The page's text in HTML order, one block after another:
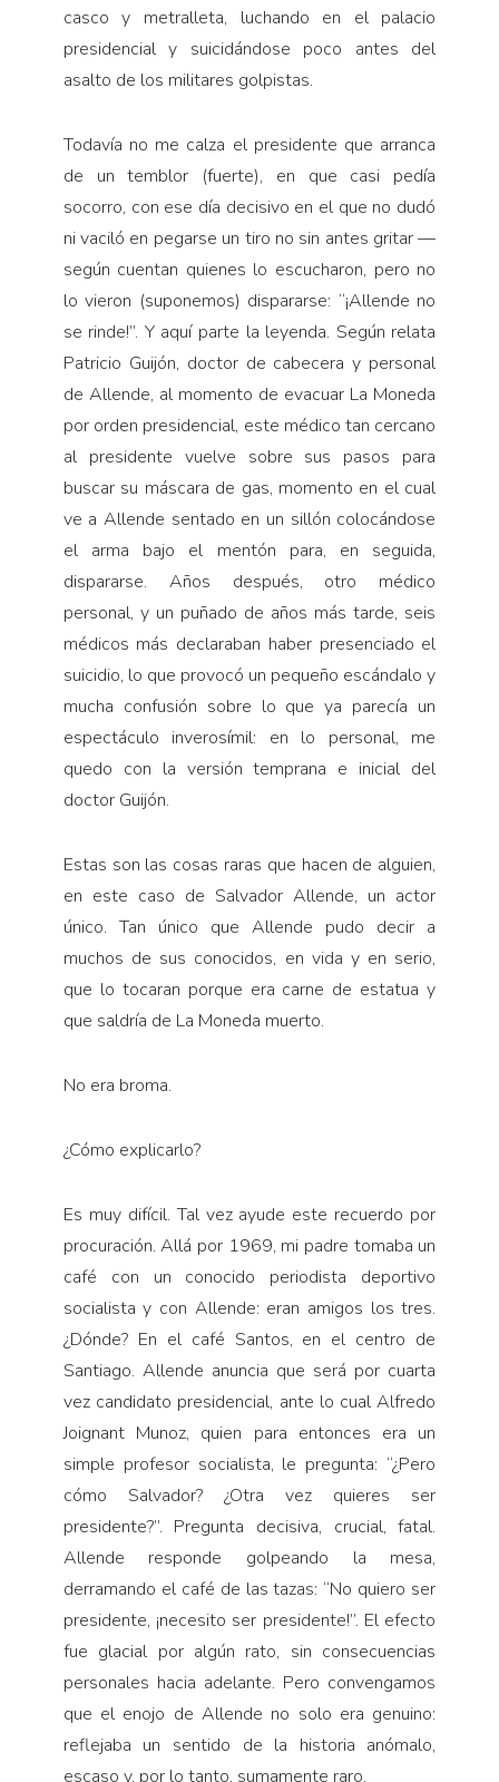
casco y metralleta, luchando en el palacio
presidencial y suicidándose poco antes del
asalto de los militares golpistas.
Todavía no me calza el presidente que arranca
de un temblor (fuerte), en que casi pedía
socorro, con ese día decisivo en el que no dudó
ni vaciló en pegarse un tiro no sin antes gritar —
según cuentan quienes lo escucharon, pero no
lo vieron (suponemos) dispararse: “¡Allende no
se rinde!”. Y aquí parte la leyenda. Según relata
Patricio Guijón, doctor de cabecera y personal
de Allende, al momento de evacuar La Moneda
por orden presidencial, este médico tan cercano
al presidente vuelve sobre sus pasos para
buscar su máscara de gas, momento en el cual
ve a Allende sentado en un sillón colocándose
el arma bajo el mentón para, en seguida,
dispararse. Años después, otro médico
personal, y un puñado de años más tarde, seis
médicos más declaraban haber presenciado el
suicidio, lo que provocó un pequeño escándalo y
mucha confusión sobre lo que ya parecía un
espectáculo inverosímil: en lo personal, me
quedo con la versión temprana e inicial del
doctor Guijón.
Estas son las cosas raras que hacen de alguien,
en este caso de Salvador Allende, un actor
único. Tan único que Allende pudo decir a
muchos de sus conocidos, en vida y en serio,
que lo tocaran porque era carne de estatua y
que saldría de La Moneda muerto.
No era broma.
¿Cómo explicarlo?
Es muy difícil. Tal vez ayude este recuerdo por
procuración. Allá por 1969, mi padre tomaba un
café con un conocido periodista deportivo
socialista y con Allende: eran amigos los tres.
¿Dónde? En el café Santos, en el centro de
Santiago. Allende anuncia que será por cuarta
vez candidato presidencial, ante lo cual Alfredo
Joignant Munoz, quien para entonces era un
simple profesor socialista, le pregunta: “¿Pero
cómo Salvador? ¿Otra vez quieres ser
presidente?”. Pregunta decisiva, crucial, fatal.
Allende responde golpeando la mesa,
derramando el café de las tazas: “No quiero ser
presidente, ¡necesito ser presidente!”. El efecto
fue glacial por algún rato, sin consecuencias
personales hacia adelante. Pero convengamos
que el enojo de Allende no solo era genuino:
reflejaba un sentido de la historia anómalo,
escaso y, por lo tanto, sumamente raro.